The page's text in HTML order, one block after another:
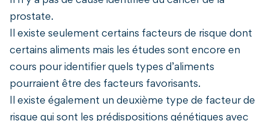
prostate.
Il existe seulement certains facteurs de risque dont
certains aliments mais les études sont encore en
cours pour identifier quels types d’aliments
pourraient être des facteurs favorisants.
Il existe également un deuxième type de facteur de
risque qui sont les prédispositions génétiques avec